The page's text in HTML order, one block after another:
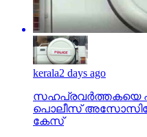
kerala2 days ago
സഹപ്രവര്‍ത്തകയെ
പൊലീസ്
കേസ്